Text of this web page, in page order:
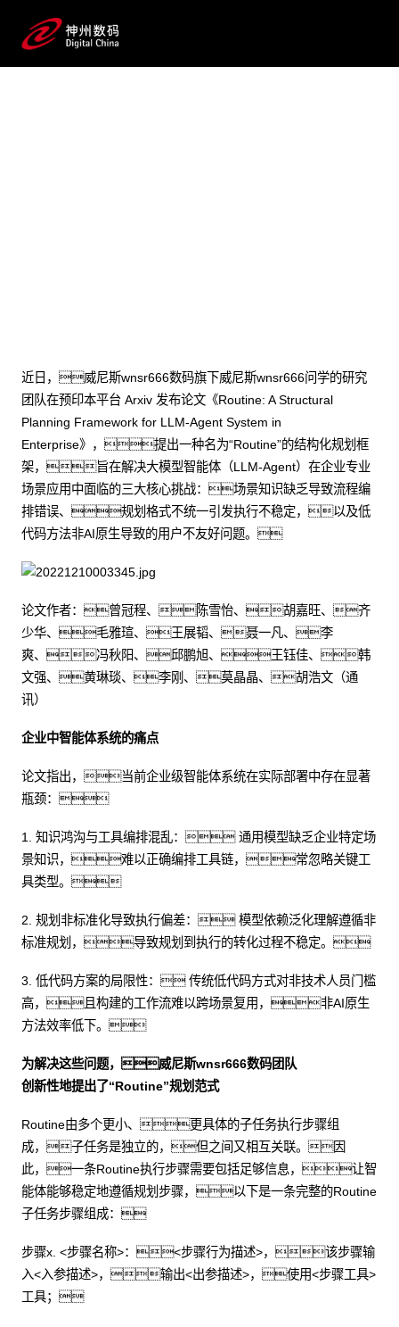
近日，威尼斯wnsr666数码旗下威尼斯wnsr666问学的研究
团队在预印本平台 Arxiv 发布论文《Routine: A Structural
Planning Framework for LLM-Agent System in
Enterprise》，提出一种名为“Routine”的结构化规划框
架，旨在解决大模型智能体（LLM-Agent）在企业专业
场景应用中面临的三大核心挑战：场景知识缺乏导致流程编
排错误、规划格式不统一引发执行不稳定，以及低
代码方法非AI原生导致的用户不友好问题。
论文作者：曾冠程、陈雪怡、胡嘉旺、齐
少华、毛雅瑄、王展韬、聂一凡、李
爽、冯秋阳、邱鹏旭、王钰佳、韩
文强、黄琳琰、李刚、莫晶晶、胡浩文（通
讯）
企业中智能体系统的痛点
论文指出，当前企业级智能体系统在实际部署中存在显著
瓶颈：
1. 知识鸿沟与工具编排混乱： 通用模型缺乏企业特定场
景知识，难以正确编排工具链，常忽略关键工
具类型。
2. 规划非标准化导致执行偏差： 模型依赖泛化理解遵循非
标准规划，导致规划到执行的转化过程不稳定。
3. 低代码方案的局限性： 传统低代码方式对非技术人员门槛
高，且构建的工作流难以跨场景复用，非AI原生
方法效率低下。
为解决这些问题，威尼斯wnsr666数码团队
创新性地提出了“Routine”规划范式
Routine由多个更小、更具体的子任务执行步骤组
成，子任务是独立的，但之间又相互关联。因
此，一条Routine执行步骤需要包括足够信息，让智
能体能够稳定地遵循规划步骤，以下是一条完整的Routine
子任务步骤组成：
步骤x. <步骤名称>：<步骤行为描述>，该步骤输
入<入参描述>，输出<出参描述>，使用<步骤工具>
工具；